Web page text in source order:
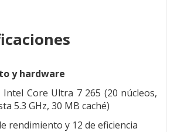
y hardware
Intel Core Ultra 7 265 (20 núcleos,
5.3 GHz, 30 MB caché)
rendimiento y 12 de eficiencia